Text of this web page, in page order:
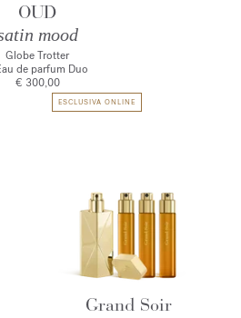
OUD
mood
Globe Trotter
de parfum Duo
€ 300,00
ESCLUSIVA ONLINE
Grand Soir